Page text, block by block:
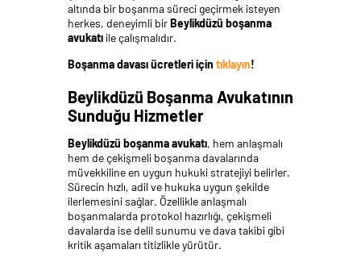
altında bir boşanma süreci geçirmek isteyen
herkes, deneyimli birBeylikdüzü boşanma
avukatıile çalışmalıdır.
Boşanma davası ücretleri için tıklayın!
Beylikdüzü Boşanma Avukatının
Sunduğu Hizmetler
Beylikdüzü boşanma avukatı, hem anlaşmalı
hem de çekişmeli boşanma davalarında
müvekkiline en uygun hukuki stratejiyi belirler.
Sürecin hızlı, adil ve hukuka uygun şekilde
ilerlemesini sağlar. Özellikle anlaşmalı
boşanmalarda protokol hazırlığı, çekişmeli
davalarda ise delil sunumu ve dava takibi gibi
kritik aşamaları titizlikle yürütür.